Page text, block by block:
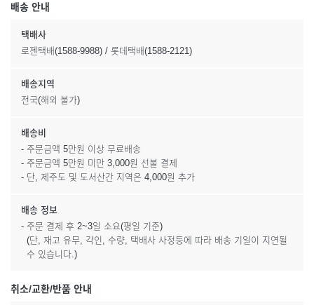
배송 안내
택배사
로젠택배(1588-9988) / 롯데택배(1588-2121)
배송지역
전국(해외 불가)
배송비
- 주문금액 5만원 이상 무료배송
- 주문금액 5만원 미만 3,000원 선불 결제
- 단, 제주도 및 도서산간 지역은 4,000원 추가
배송 정보
- 주문 결제 후 2~3일 소요(평일 기준)
(단, 재고 유무, 각인, 수량, 택배사 사정등에 따라 배송 기일이 지연될
수 있습니다.)
취소/교환/반품 안내